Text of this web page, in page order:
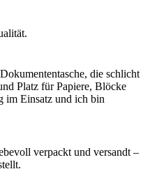
die schlicht
Platz für Papiere, Blöcke
im Einsatz und ich bin
verpackt und versandt –